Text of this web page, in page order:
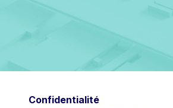
Confidentialité